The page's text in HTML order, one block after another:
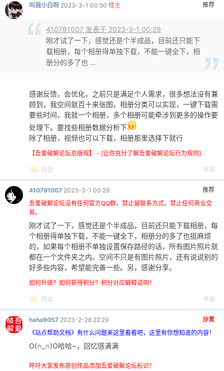
推荐
叫我小白呀 2023-3-1 00:50 楼主
410791007 发表于 2023-3-1 00:29
刚才试了一下，感觉还是个半成品，目前还只能下
载相册，每个相册得单独下载，不能一键全下，相
册分的多了也 ...
感谢反馈，会优化，之前只是满足个人需求，很多想法没有兼
顾到，我空间就百十来张图，相册分类可以实现，一键下载需
要些时间，我就一个相册，多个相册可能牵涉到更多的操作要
处理下。要找些相册数据分析下
除了相册，视频也可以下载，相册那里选择下就行
【吾爱破解论坛总版规】 - [让你充分了解吾爱破解论坛行为规则]
回复 举报
推荐
410791007 2023-3-1 00:29
吾爱破解论坛没有任何官方QQ群，禁止留联系方式，禁止任何商业交
易。
刚才试了一下，感觉还是个半成品，目前还只能下载相册，每
个相册得单独下载，不能一键全下，相册分的多了也挺麻烦
的，如果每个相册不单独设置保存路径的话，所有图片照片就
都在一个文件夹之内。空间不只是有图片照片，还有说说别的
好多些内容，希望能完善一些。另，感谢分享。
如何升级？如何获得积分？积分对应解释说明！
回复 举报
沙发
haha9057 2023-2-28 22:29
《站点帮助文档》有什么问题来这里看看吧，这里有你想知道的内容！
O(∩_∩)O哈哈~，回忆感满满
呼吁大家发布原创作品添加吾爱破解论坛标识！